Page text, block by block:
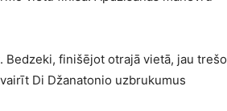
finišējot otrajā vietā, jau trešo
Di Džanatonio uzbrukumus